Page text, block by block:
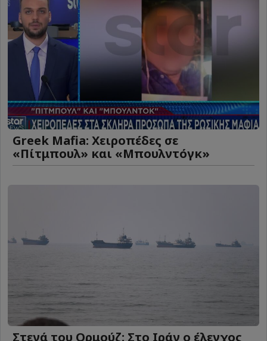
Greek Mafia: Χειροπέδες σε
«Πίτμπουλ» και «Μπουλντόγκ»
Στενά του Ορμούζ: Στο Ιράν ο έλεγχος